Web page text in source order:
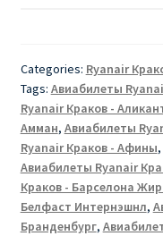
Categories: Ryanair
Tags: Авиабилеты
Ryanair Краков -
Амман, Авиабилеты
Ryanair Краков - Афины,
Авиабилеты Ryanair
Краков - Барселона
Белфаст Интернэшнл,
Бранденбург,